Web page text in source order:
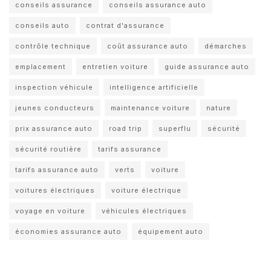
conseils assurance conseils assurance auto
conseils auto contrat d'assurance
contrôle technique coût assurance auto démarches
emplacement entretien voiture guide assurance auto
inspection véhicule intelligence artificielle
jeunes conducteurs maintenance voiture nature
prix assurance auto road trip superflu sécurité
sécurité routière tarifs assurance
tarifs assurance auto verts voiture
voitures électriques voiture électrique
voyage en voiture véhicules électriques
économies assurance auto équipement auto